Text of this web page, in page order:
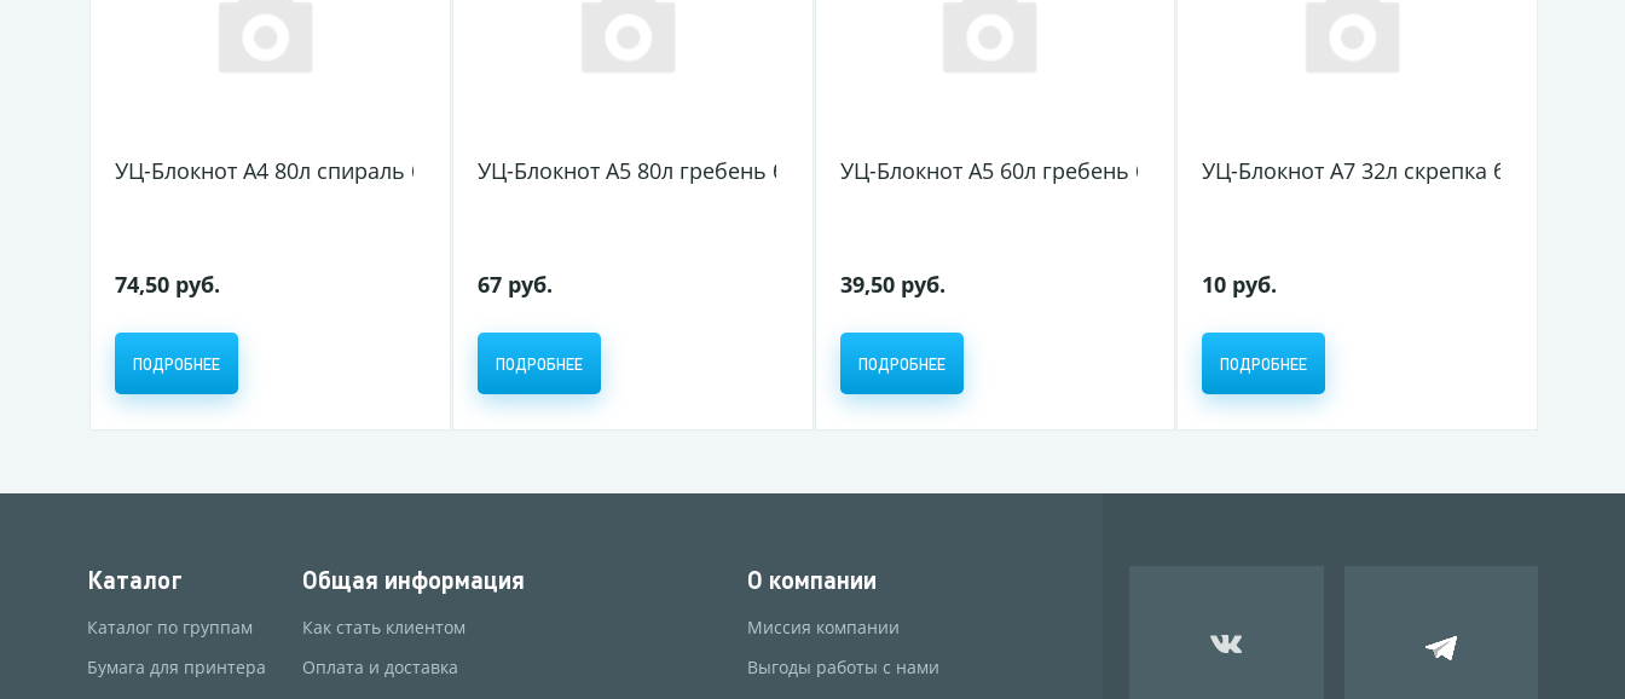
УЦ-Блокнот А4 80л спираль блок клетка карт. обл. уф-лак жёст. подложка Night City (4/24)
74,50 руб.
ПОДРОБНЕЕ
УЦ-Блокнот А5 80л гребень блок клетка пласт. обл. Metallic бордо (4/56)
67 руб.
ПОДРОБНЕЕ
УЦ-Блокнот А5 60л гребень блок клетка карт. обл. Для конференций
39,50 руб.
ПОДРОБНЕЕ
УЦ-Блокнот А7 32л скрепка блок
10 руб.
ПОДРОБНЕЕ
Каталог
Каталог по группам
Бумага для принтера
Общая информация
Как стать клиентом
Оплата и доставка
О компании
Миссия компании
Выгоды работы с нами